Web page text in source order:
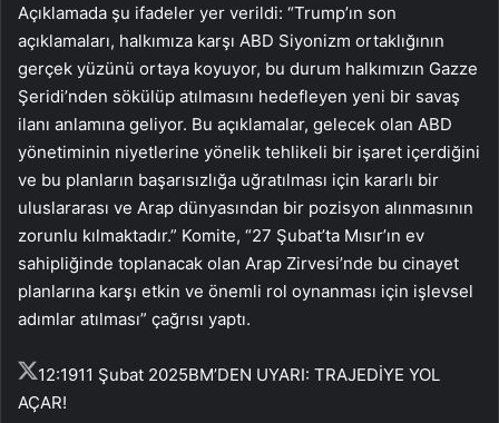
Açıklamada şu ifadeler yer verildi: “Trump’ın son
açıklamaları, halkımıza karşı ABD Siyonizm ortaklığının
gerçek yüzünü ortaya koyuyor, bu durum halkımızın Gazze
Şeridi’nden sökülüp atılmasını hedefleyen yeni bir savaş
ilanı anlamına geliyor. Bu açıklamalar, gelecek olan ABD
yönetiminin niyetlerine yönelik tehlikeli bir işaret içerdiğini
ve bu planların başarısızlığa uğratılması için kararlı bir
uluslararası ve Arap dünyasından bir pozisyon alınmasının
zorunlu kılmaktadır.” Komite, “27 Şubat’ta Mısır’ın ev
sahipliğinde toplanacak olan Arap Zirvesi’nde bu cinayet
planlarına karşı etkin ve önemli rol oynanması için işlevsel
adımlar atılması” çağrısı yaptı.
12:1911 Şubat 2025BM’DEN UYARI: TRAJEDİYE YOL
AÇAR!